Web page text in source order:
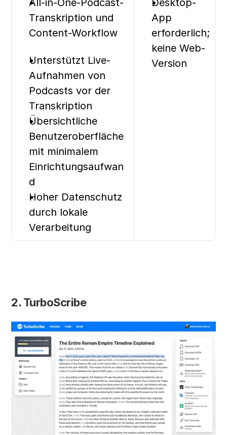
All-in-One-Podcast-
Transkription und
Content-Workflow
Unterstützt Live-
Aufnahmen von
Podcasts vor der
Transkription
Übersichtliche
Benutzeroberfläche
mit minimalem
Einrichtungsaufwan
d
Hoher Datenschutz
durch lokale
Verarbeitung
Desktop-
App
erforderlich;
keine Web-
Version
2. TurboScribe